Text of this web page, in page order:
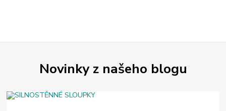
Novinky z našeho blogu